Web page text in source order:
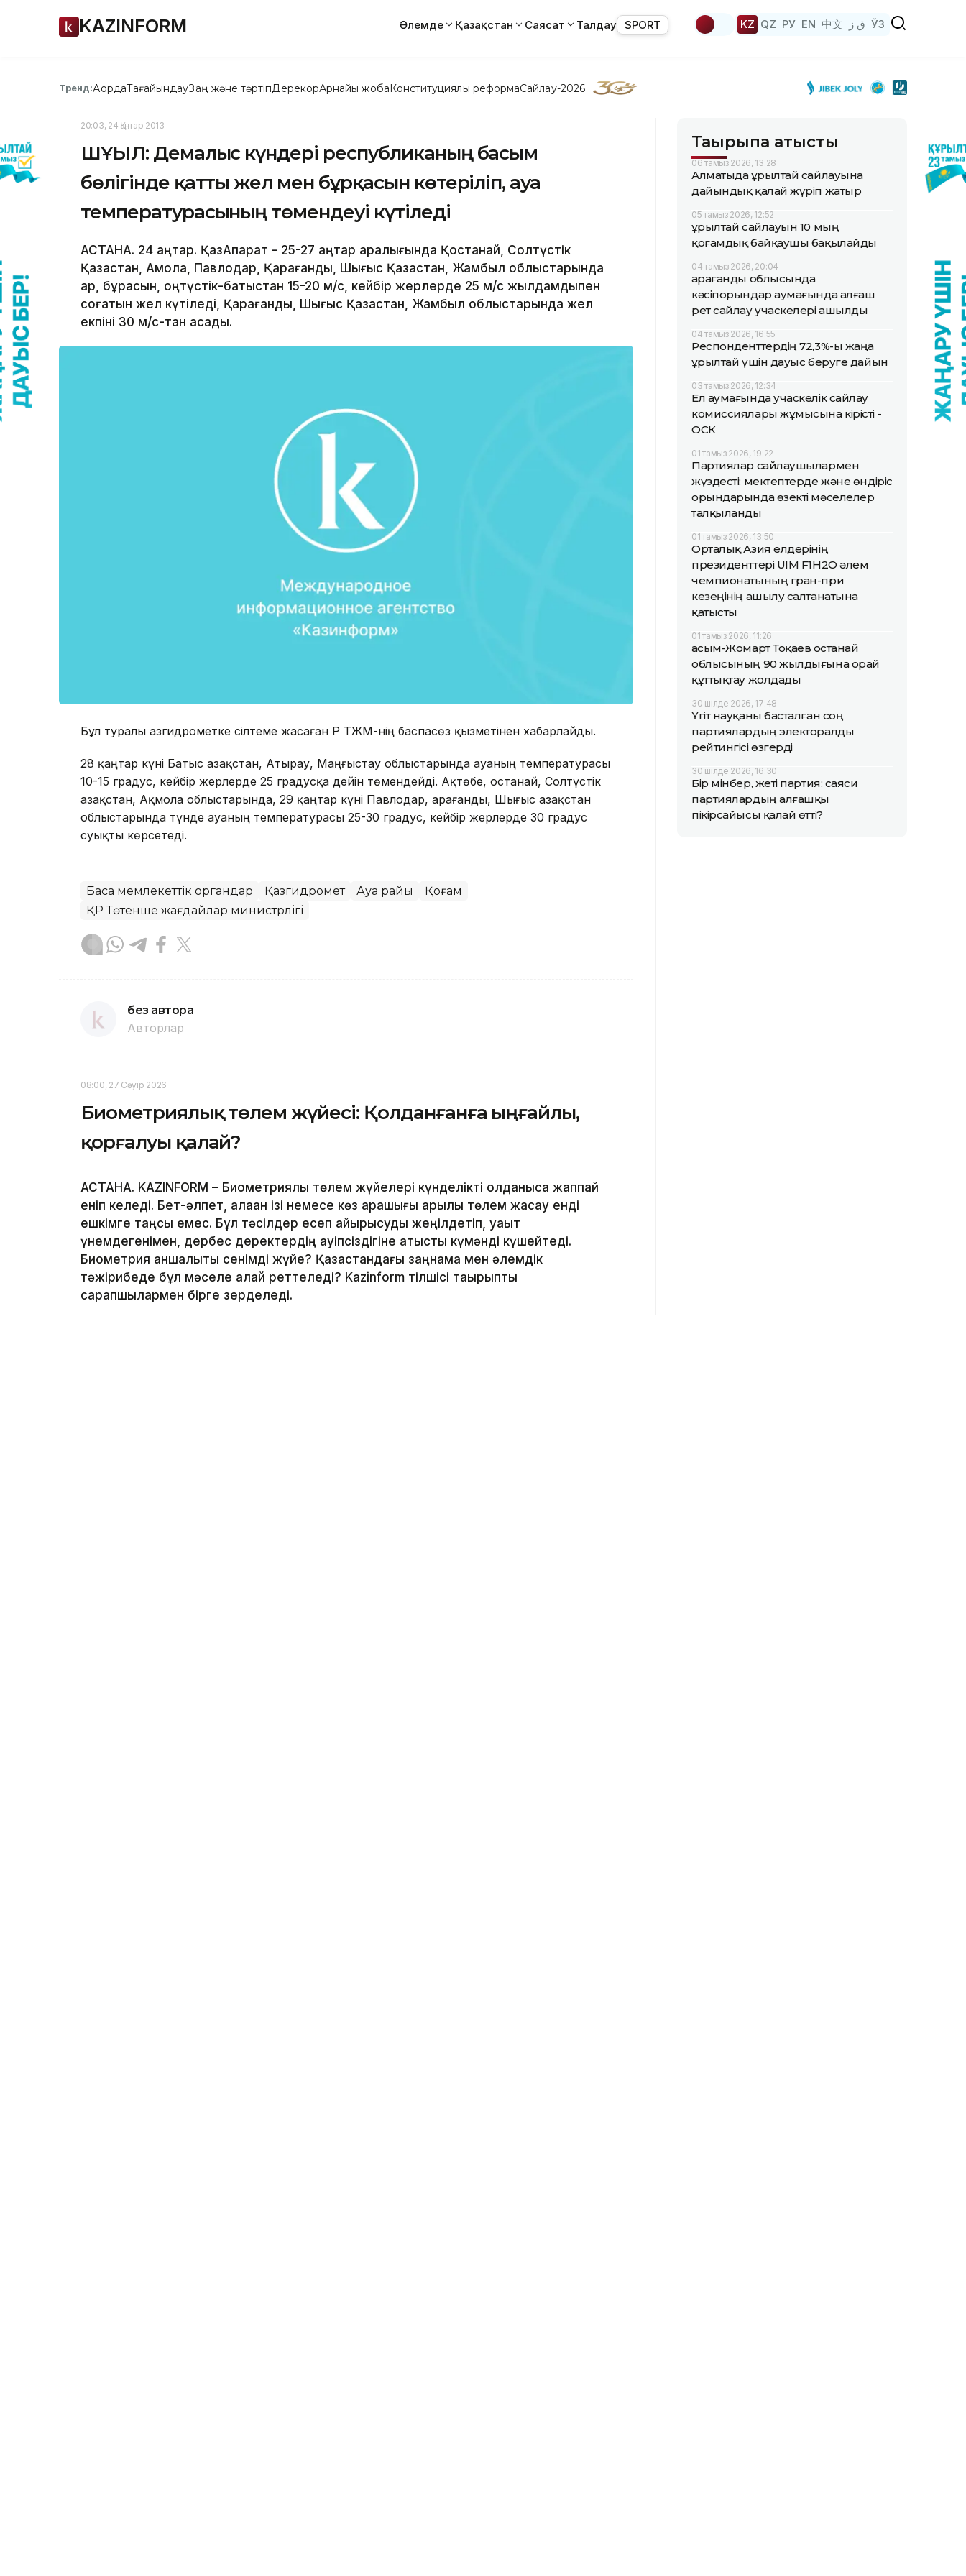
KAZINFORM Әлемде Қазақстан Саясат Талдау SPORT KZ QZ РУ EN 中文 ق ز ЎЗ
Тренд:АқордаТағайындауЗаң және тәртіпДерекқорАрнайы жобаКонституциялық реформаСайлау-2026
20:03, 24 Қаңтар 2013
ШҰҒЫЛ: Демалыс күндері республиканың басым
бөлігінде қатты жел мен бұрқасын көтеріліп, ауа
температурасының төмендеуі күтіледі
АСТАНА. 24 қаңтар. ҚазАқпарат - 25-27 қаңтар аралығында Қостанай, Солтүстік
Қазақстан, Ақмола, Павлодар, Қарағанды, Шығыс Қазақстан, Жамбыл облыстарында
қар, бұрқасын, оңтүстік-батыстан 15-20 м/с, кейбір жерлерде 25 м/с жылдамдықпен
соғатын жел күтіледі, Қарағанды, Шығыс Қазақстан, Жамбыл облыстарында жел
екпіні 30 м/с-тан асады.
Бұл туралы Қазгидрометке сілтеме жасаған ҚР ТЖМ-нің баспасөз қызметінен хабарлайды.
28 қаңтар күні Батыс Қазақстан, Атырау, Маңғыстау облыстарында ауаның температурасы
10-15 градус, кейбір жерлерде 25 градусқа дейін төмендейді. Ақтөбе, Қостанай, Солтүстік
Қазақстан, Ақмола облыстарында, 29 қаңтар күні Павлодар, Қарағанды, Шығыс Қазақстан
облыстарында түнде ауаның температурасы 25-30 градус, кейбір жерлерде 30 градус
суықты көрсетеді.
Басқа мемлекеттік органдар Қазгидромет Ауа райы
Қоғам
ҚР Төтенше жағдайлар министрлігі
без автора
Авторлар
08:00, 27 Сәуір 2026
Биометриялық төлем жүйесі: Қолданғанға ыңғайлы,
қорғалуы қалай?
АСТАНА. KAZINFORM – Биометриялық төлем жүйелері күнделікті қолданысқа жаппай
еніп келеді. Бет-әлпет, алақан ізі немесе көз қарашығы арқылы төлем жасау енді
ешкімге таңсық емес. Бұл тәсілдер есеп айырысуды жеңілдетіп, уақыт
үнемдегенімен, дербес деректердің қауіпсіздігіне қатысты күмәнді күшейтеді.
Биометрия қаншалықты сенімді жүйе? Қазақстандағы заңнама мен әлемдік
тәжірибеде бұл мәселе қалай реттеледі? Kazinform тілшісі тақырыпты
сарапшылармен бірге зерделеді.
Тақырыпқа қатысты
06 тамыз 2026, 13:28
Алматыда Құрылтай сайлауына
дайындық қалай жүріп жатыр
05 тамыз 2026, 12:52
Құрылтай сайлауын 10 мың
қоғамдық байқаушы бақылайды
04 тамыз 2026, 20:04
Қарағанды облысында
кәсіпорындар аумағында алғаш
рет сайлау учаскелері ашылды
04 тамыз 2026, 16:55
Респонденттердің 72,3%-ы жаңа
Құрылтай үшін дауыс беруге дайын
03 тамыз 2026, 12:34
Ел аумағында учаскелік сайлау
комиссиялары жұмысына кірісті -
ОСК
01 тамыз 2026, 19:22
Партиялар сайлаушылармен
жүздесті: мектептерде және өндіріс
орындарында өзекті мәселелер
талқыланды
01 тамыз 2026, 13:50
Орталық Азия елдерінің
президенттері UIM F1H2O әлем
чемпионатының гран-при
кезеңінің ашылу салтанатына
қатысты
01 тамыз 2026, 11:26
Қасым-Жомарт Тоқаев Қостанай
облысының 90 жылдығына орай
құттықтау жолдады
30 шілде 2026, 17:48
Үгіт науқаны басталған соң
партиялардың электоралды
рейтингісі өзгерді
30 шілде 2026, 16:30
Бір мінбер, жеті партия: саяси
партиялардың алғашқы
пікірсайысы қалай өтті?